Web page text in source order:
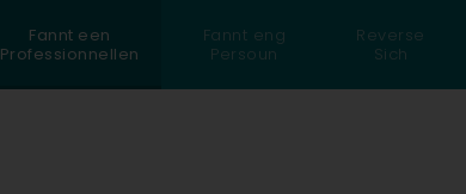
Fannt een
Professionnellen
Fannt eng
Persoun
Reverse
Sich